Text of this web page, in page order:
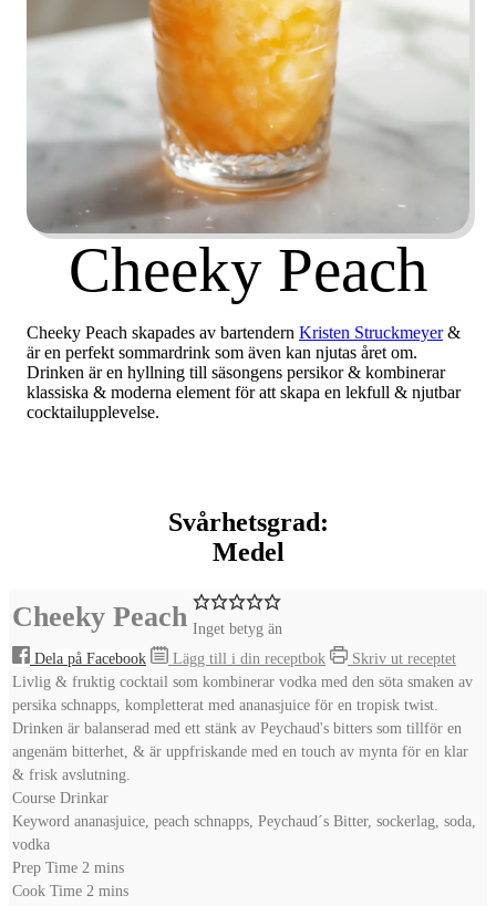
Cheeky Peach
Cheeky Peach skapades av bartendern Kristen Struckmeyer&
är en perfekt sommardrink som även kan njutas året om.
Drinken är en hyllning till säsongens persikor & kombinerar
klassiska & moderna element för att skapa en lekfull & njutbar
cocktailupplevelse.
Svårhetsgrad:
Medel
Cheeky Peach Inget betyg än
Dela på Facebook
Lägg till i din receptbok
Skriv ut receptet
Livlig & fruktig cocktail som kombinerar vodka med den söta smaken av
persika schnapps, kompletterat med ananasjuice för en tropisk twist.
Drinken är balanserad med ett stänk av Peychaud's bitters som tillför en
angenäm bitterhet, & är uppfriskande med en touch av mynta för en klar
& frisk avslutning.
Course Drinkar
Keyword ananasjuice, peach schnapps, Peychaud´s Bitter, sockerlag, soda,
vodka
Prep Time 2 minutes
mins
Cook Time 2 minutes
mins